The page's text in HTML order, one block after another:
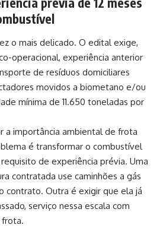
o mais delicado. O edital exige,
operacional, experiência anterior
de resíduos domiciliares
movidos a biometano e/ou
mínima de 11.650 toneladas por
a importância ambiental de frota
é transformar o combustível
de experiência prévia. Uma
contratada use caminhões a gás
contrato. Outra é exigir que ela já
serviço nessa escala com